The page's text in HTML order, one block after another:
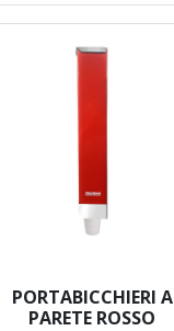
PORTABICCHIERI A
PARETE ROSSO